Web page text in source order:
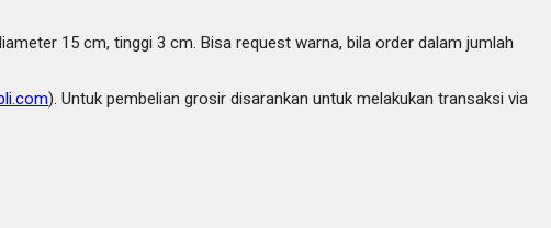
15 cm, tinggi 3 cm. Bisa request warna, bila order dalam jumlah
). Untuk pembelian grosir disarankan untuk melakukan transaksi via